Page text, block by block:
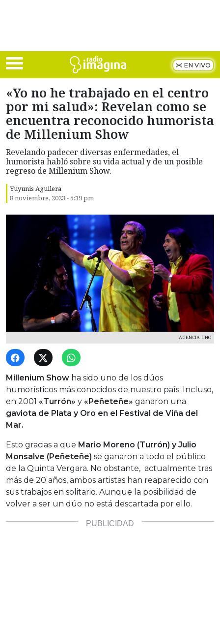
EN VIVO
«Yo no he trabajado en el centro
por mi salud»: Revelan como se
encuentra reconocido humorista
de Millenium Show
Revelando padecer diversas enfermedades, el
humorista habló sobre su vida actual y de un posible
regreso de Millenium Show.
Yuyunis Aguilera
8 noviembre, 2023 - 5:39 pm
AGENCIA UNO
Millenium Show ha sido uno de los dúos
humorísticos más conocidos de nuestro país. Incluso,
en 2001 «Turrón» y «Peñeteñe» ganaron una
gaviota de Plata y Oro en el Festival de Viña del
Mar.
Esto gracias a que Mario Moreno (Turrón) y Julio
Monsalve (Peñeteñe) se ganaron a todo el público
de la Quinta Vergara. No obstante, actualmente tras
más de 20 años, ambos artistas han reaparecido con
sus trabajos en solitario. Aunque la posibilidad de
volver a ser un dúo no está descartada por ello.